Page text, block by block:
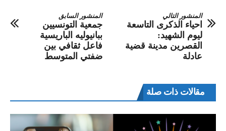
المنشور السابق
جمعية التونسيين
ببانيوليه الباريسية
فاعل ثقافي بين
ضفتي المتوسط
المنشور التالي
احياء الذكرى التاسعة
ليوم الشهيد:
القصرين مدينة قضية
عادلة
مقالات ذات صلة